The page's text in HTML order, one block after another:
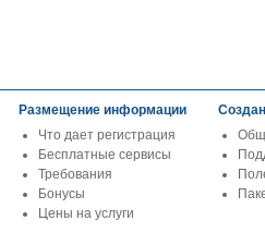
Размещение информации
Что дает регистрация
Бесплатные сервисы
Требования
Бонусы
Цены на услуги